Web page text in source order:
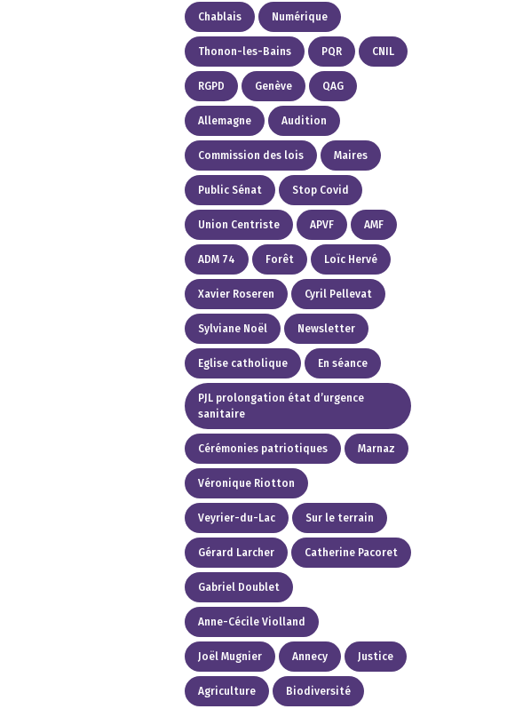
Chablais Numérique
Thonon-les-Bains PQR CNIL
RGPD Genève QAG
Allemagne Audition
Commission des lois Maires
Public Sénat Stop Covid
Union Centriste APVF AMF
ADM 74 Forêt Loïc Hervé
Xavier Roseren Cyril Pellevat
Sylviane Noël Newsletter
Eglise catholique En séance
PJL prolongation état d’urgence
sanitaire
Cérémonies patriotiques Marnaz
Véronique Riotton
Veyrier-du-Lac Sur le terrain
Gérard Larcher Catherine Pacoret
Gabriel Doublet
Anne-Cécile Violland
Joël Mugnier Annecy Justice
Agriculture Biodiversité